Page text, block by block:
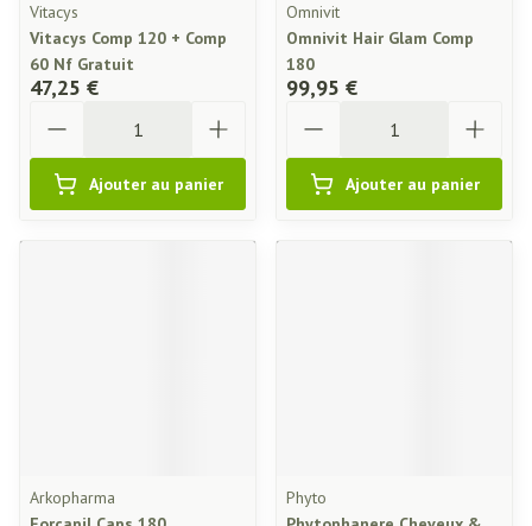
Vitacys
Vitacys Comp 120 + Comp
60 Nf Gratuit
47,25 €
Ajouter au panier
Omnivit
Omnivit Hair Glam Comp
180
99,95 €
Ajouter au panier
Arkopharma
Phyto